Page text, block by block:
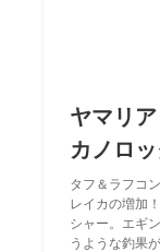
ヤマリ
カノロッ
タフ＆ラフコ
レイカの増加
シャー。エギ
うような釣果